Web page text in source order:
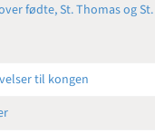
fødte, St. Thomas og
til kongen